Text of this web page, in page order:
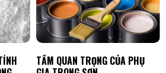
TẦM QUAN TRỌNG CỦA PHỤ